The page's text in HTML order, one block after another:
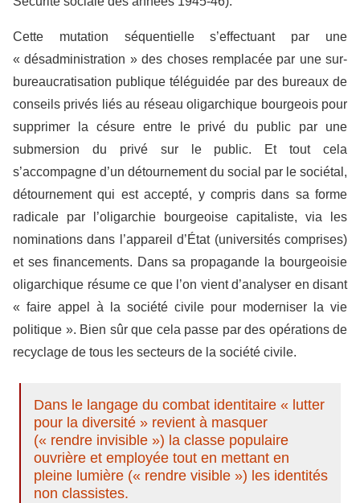
Cette mutation séquentielle s’effectuant par une
« désadministration » des choses remplacée par une sur-
bureaucratisation publique téléguidée par des bureaux de
conseils privés liés au réseau oligarchique bourgeois pour
supprimer la césure entre le privé du public par une
submersion du privé sur le public. Et tout cela
s’accompagne d’un détournement du social par le sociétal,
détournement qui est accepté, y compris dans sa forme
radicale par l’oligarchie bourgeoise capitaliste, via les
nominations dans l’appareil d’État (universités comprises)
et ses financements. Dans sa propagande la bourgeoisie
oligarchique résume ce que l’on vient d’analyser en disant
« faire appel à la société civile pour moderniser la vie
politique ». Bien sûr que cela passe par des opérations de
recyclage de tous les secteurs de la société civile.
Dans le langage du combat identitaire « lutter
pour la diversité » revient à masquer
(« rendre invisible ») la classe populaire
ouvrière et employée tout en mettant en
pleine lumière (« rendre visible ») les identités
non classistes.